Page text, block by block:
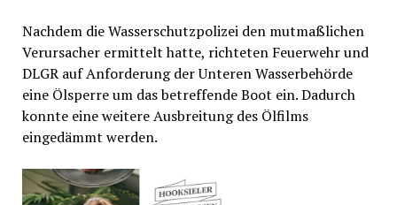
Nachdem die Wasserschutzpolizei den mutmaßlichen
Verursacher ermittelt hatte, richteten Feuerwehr und
DLGR auf Anforderung der Unteren Wasserbehörde
eine Ölsperre um das betreffende Boot ein. Dadurch
konnte eine weitere Ausbreitung des Ölfilms
eingedämmt werden.